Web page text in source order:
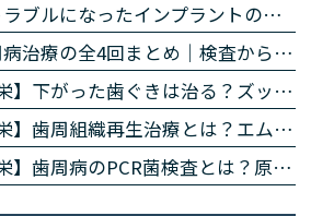
他院で断られた・トラブルになったインプラントのご相談
【名古屋・栄】歯周病治療の全4回まとめ｜検査から再生治療・歯肉退縮まで専門医が解説
第4回：【名古屋・栄】下がった歯ぐきは治る？ズッケリー法で歯肉退縮を改善する再生治療
第3回：【名古屋・栄】歯周組織再生治療とは？エムドゲイン・リグロスで歯を残す方法を専門医が解説
第2回：【名古屋・栄】歯周病のPCR菌検査とは？原因菌を見える化する4ステップを専門医が解説